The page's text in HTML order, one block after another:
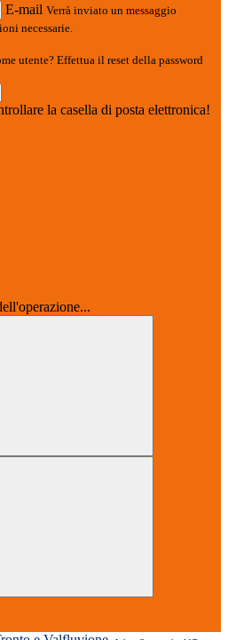
E-mail Verrà inviato un messaggio
necessarie.
utente? Effettua il reset della password
la casella di posta elettronica!